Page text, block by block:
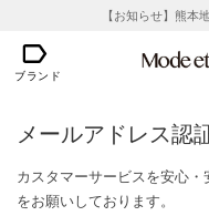
【お知らせ】熊本
ブランド
メールアドレス認
カスタマーサービスを安心
をお願いしております。